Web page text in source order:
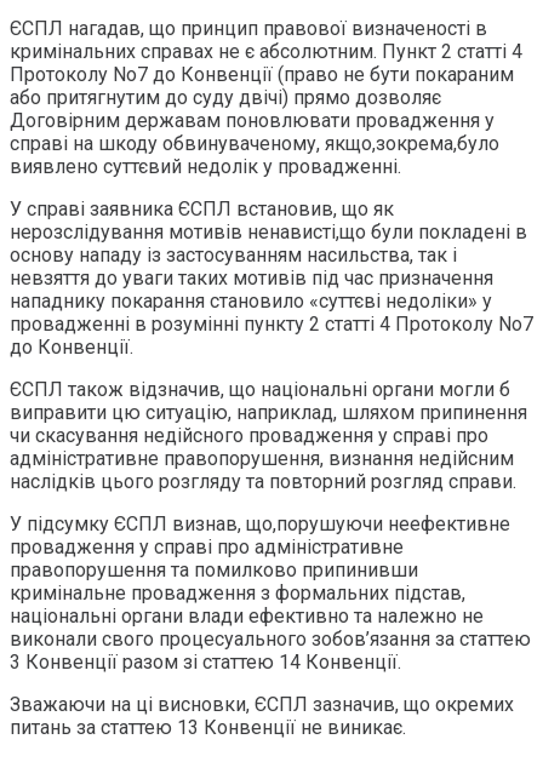
ЄСПЛ нагадав, що принцип правової визначеності в
кримінальних справах не є абсолютним. Пункт 2 статті 4
Протоколу No7 до Конвенції (право не бути покараним
або притягнутим до суду двічі) прямо дозволяє
Договірним державам поновлювати провадження у
справі на шкоду обвинуваченому, якщо,зокрема,було
виявлено суттєвий недолік у провадженні.
У справі заявника ЄСПЛ встановив, що як
нерозслідування мотивів ненависті,що були покладені в
основу нападу із застосуванням насильства, так і
невзяття до уваги таких мотивів під час призначення
нападнику покарання становило «суттєві недоліки» у
провадженні в розумінні пункту 2 статті 4 Протоколу No7
до Конвенції.
ЄСПЛ також відзначив, що національні органи могли б
виправити цю ситуацію, наприклад, шляхом припинення
чи скасування недійсного провадження у справі про
адміністративне правопорушення, визнання недійсним
наслідків цього розгляду та повторний розгляд справи.
У підсумку ЄСПЛ визнав, що,порушуючи неефективне
провадження у справі про адміністративне
правопорушення та помилково припинивши
кримінальне провадження з формальних підстав,
національні органи влади ефективно та належно не
виконали свого процесуального зобов’язання за статтею
3 Конвенції разом зі статтею 14 Конвенції.
Зважаючи на ці висновки, ЄСПЛ зазначив, що окремих
питань за статтею 13 Конвенції не виникає.